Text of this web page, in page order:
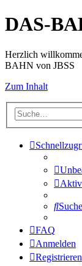
DAS-
Herzlich
BAHN von JBSS
Zum Inhalt
Suche
FAQ
Anmelden
Registrieren